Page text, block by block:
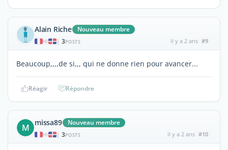
Alain Riche Nouveau membre
| 3POSTS il y a 2 ans #9
Beaucoup,,,,de si,,, qui ne donne rien pour avancer...
Réagir Répondre
M missa89 Nouveau membre
| 3POSTS il y a 2 ans #10